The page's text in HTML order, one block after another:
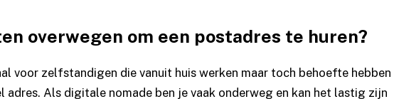
overwegen om een postadres te huren?
voor zelfstandigen die vanuit huis werken maar toch behoefte hebben
adres. Als digitale nomade ben je vaak onderweg en kan het lastig zijn